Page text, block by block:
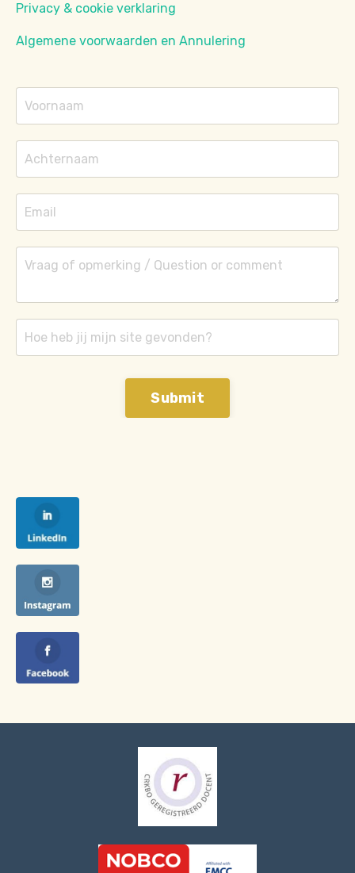
Privacy & cookie verklaring
Algemene voorwaarden en Annulering
Submit